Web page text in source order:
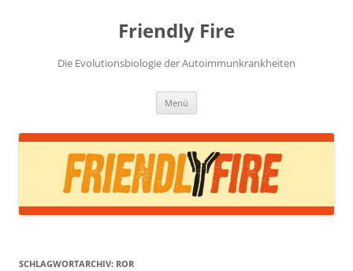
Friendly Fire
Die Evolutionsbiologie der Autoimmunkrankheiten
Menü
SCHLAGWORTARCHIV: ROR